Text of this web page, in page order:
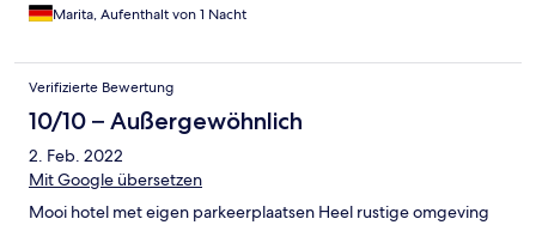
Marita, Aufenthalt von 1 Nacht
Verifizierte Bewertung
10/10 – Außergewöhnlich
2. Feb. 2022
Mit Google übersetzen
Mooi hotel met eigen parkeerplaatsen Heel rustige omgeving